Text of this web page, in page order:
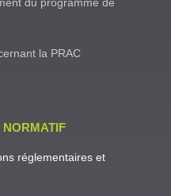
du programme de
la PRAC
réglementaires et